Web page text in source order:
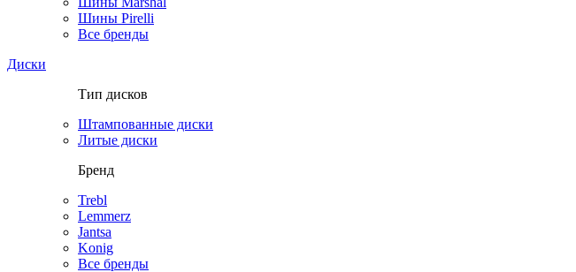
Шины Pirelli
Все бренды
Диски
Тип дисков
Штампованные диски
Литые диски
Бренд
Trebl
Lemmerz
Jantsa
Konig
Все бренды